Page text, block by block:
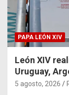
PAPA LEÓN XIV
León XIV
Uruguay,
5 agosto, 2026